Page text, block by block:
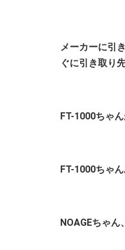
メーカーに引
ぐに引き取り
FT-1000ちゃ
FT-1000ちゃん
NOAGEちゃん